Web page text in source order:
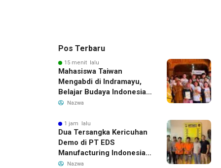
Pos Terbaru
15 menit lalu
Mahasiswa Taiwan
Mengabdi di Indramayu,
Belajar Budaya Indonesia
dan Edukasi Pekerja
Nazwa
1 jam lalu
Dua Tersangka Kericuhan
Demo di PT EDS
Manufacturing Indonesia
Ditahan, Polda Banten
Nazwa